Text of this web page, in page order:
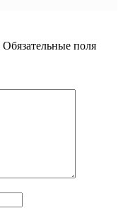
Обязательные поля